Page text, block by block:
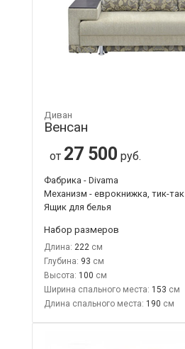
Диван
Венсан
от 27 500 руб.
Фабрика - Divama
Механизм - еврокнижка, тик-так
Ящик для белья
Набор размеров
Длина: 222
Глубина: 93
Высота: 100
Ширина спального места: 153
Длина спального места: 190